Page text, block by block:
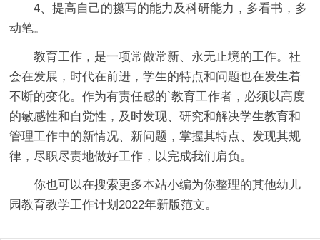
4、提高自己的攥写的能力及科研能力，多看书，多
动笔。
教育工作，是一项常做常新、永无止境的工作。社
会在发展，时代在前进，学生的特点和问题也在发生着
不断的变化。作为有责任感的`教育工作者，必须以高度
的敏感性和自觉性，及时发现、研究和解决学生教育和
管理工作中的新情况、新问题，掌握其特点、发现其规
律，尽职尽责地做好工作，以完成我们肩负。
你也可以在搜索更多本站小编为你整理的其他幼儿
园教育教学工作计划2022年新版范文。